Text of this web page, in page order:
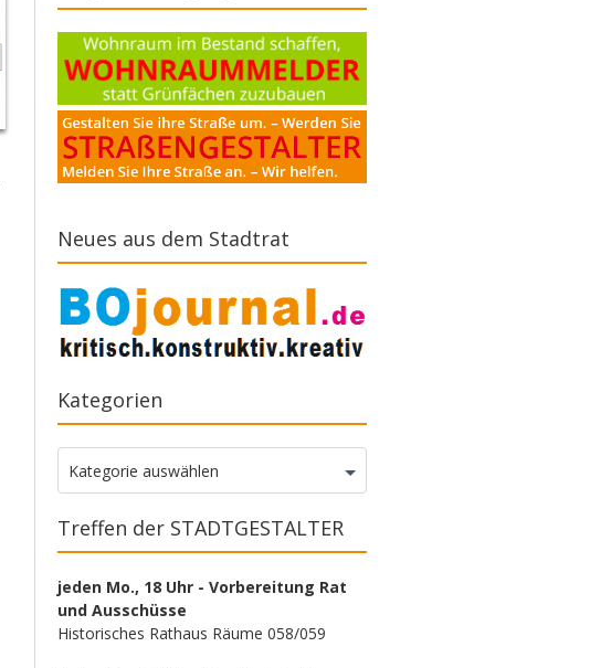
Neues aus dem Stadtrat
Kategorien
Kategorien
Kategorie auswählen
Treffen der STADTGESTALTER
jeden Mo., 18 Uhr - Vorbereitung Rat
und Ausschüsse
Historisches Rathaus Räume 058/059